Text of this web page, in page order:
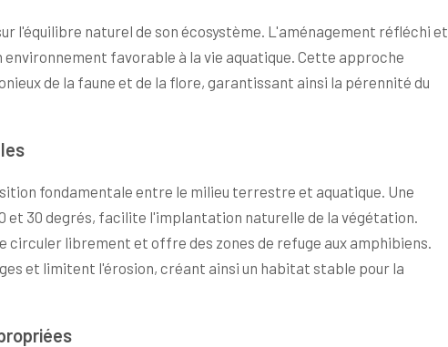
l'équilibre naturel de son écosystème. L'aménagement réfléchi et
favorable à la vie aquatique. Cette approche
de la faune et de la flore, garantissant ainsi la pérennité du
fondamentale entre le milieu terrestre et aquatique. Une
et 30 degrés, facilite l'implantation naturelle de la végétation.
librement et offre des zones de refuge aux amphibiens.
et limitent l'érosion, créant ainsi un habitat stable pour la